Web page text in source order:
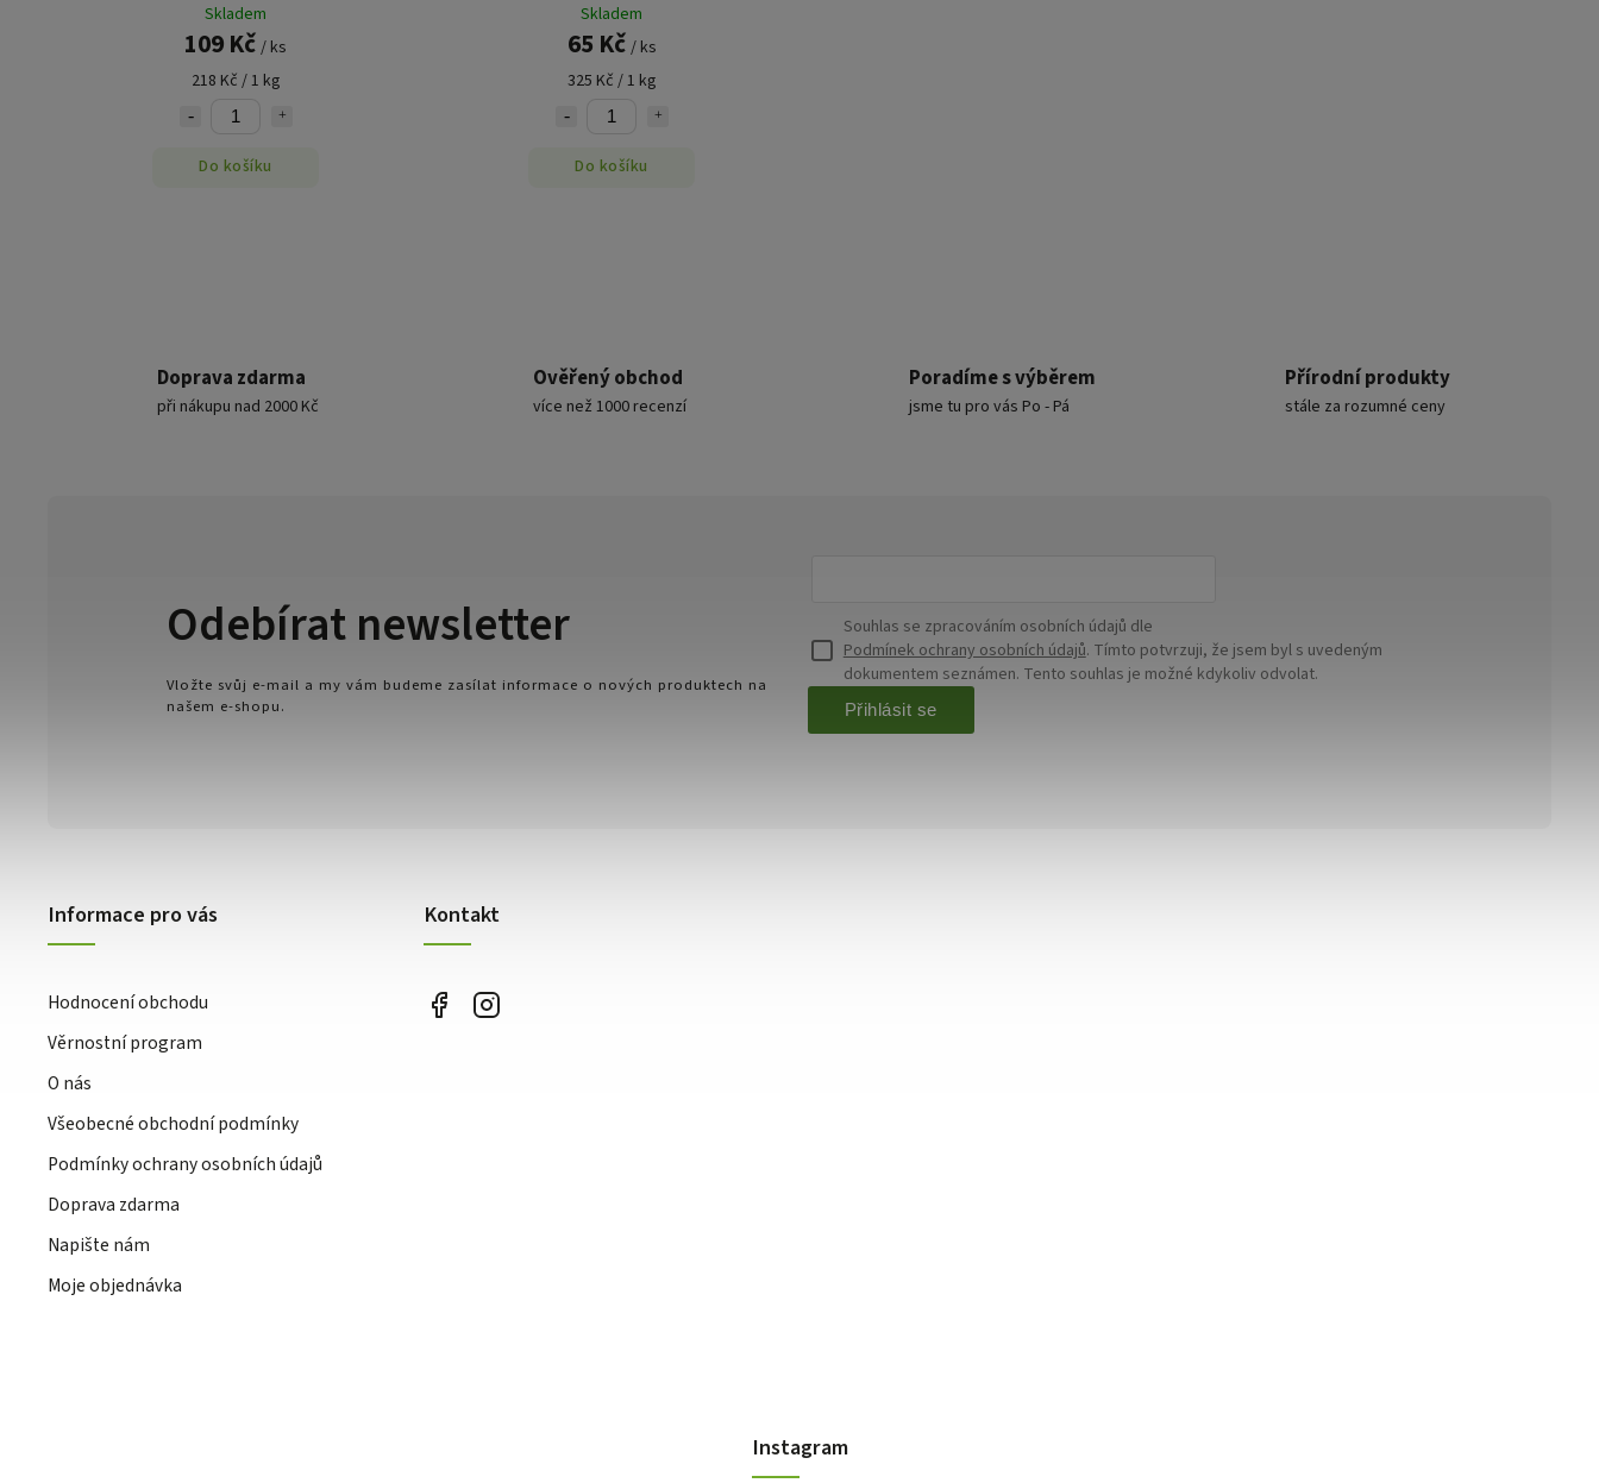
Skladem
109 Kč / ks
218 Kč / 1 kg
Do košíku
Skladem
65 Kč / ks
325 Kč / 1 kg
Do košíku
Doprava zdarma
při nákupu nad 2000 Kč
Ověřený obchod
více než 1000 recenzí
Poradíme s výběrem
jsme tu pro vás Po - Pá
Přírodní produkty
stále za rozumné ceny
Odebírat newsletter
Vložte svůj e-mail a my vám budeme zasílat informace o nových produktech na
našem e-shopu.
Souhlas se zpracováním osobních údajů dle
Podmínek ochrany osobních údajů. Tímto potvrzuji, že jsem byl s uvedeným
dokumentem seznámen. Tento souhlas je možné kdykoliv odvolat.
Přihlásit se
Informace pro vás
Hodnocení obchodu
Věrnostní program
O nás
Všeobecné obchodní podmínky
Podmínky ochrany osobních údajů
Doprava zdarma
Napište nám
Moje objednávka
Kontakt
Instagram